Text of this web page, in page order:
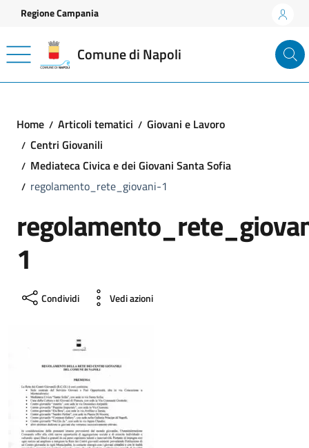
Vai ai contenuti
Vai al footer
Regione Campania
Comune di Napoli
Home Articoli tematici
Giovani e Lavoro
Centri Giovanili
Mediateca Civica e dei Giovani Santa Sofia
regolamento_rete_giovani-1
1
Condividi Vedi azioni